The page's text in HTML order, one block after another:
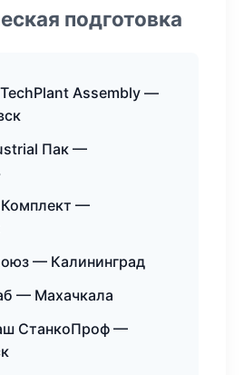
подготовка
Assembly —
Пак —
Комплект —
— Калининград
— Махачкала
СтанкоПроф —